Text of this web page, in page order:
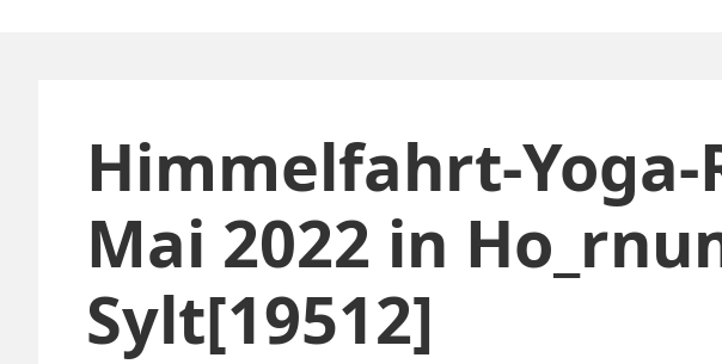
Himmelfahrt-
Mai 2022 in
Sylt[19512]